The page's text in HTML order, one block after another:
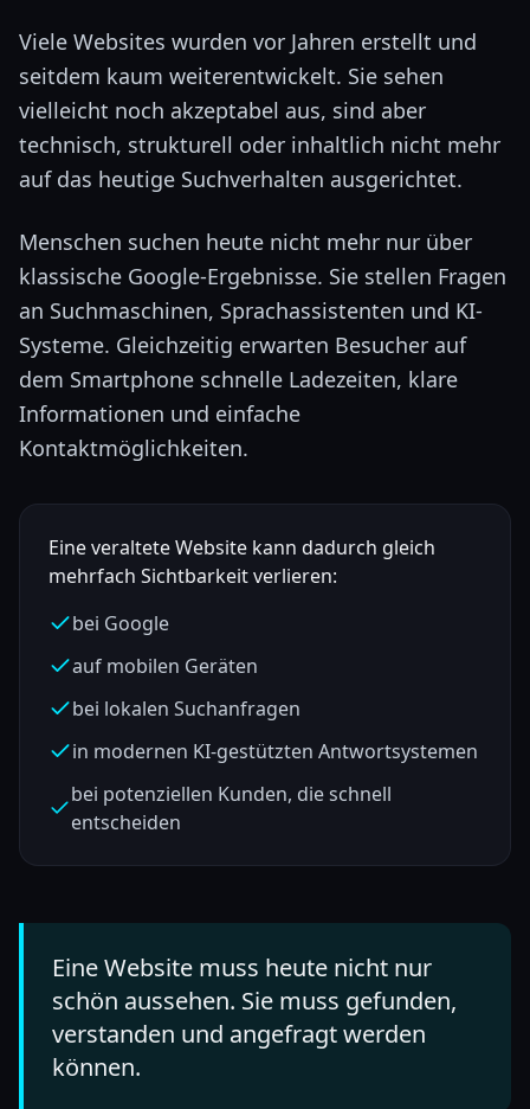
Viele Websites wurden vor Jahren erstellt und
seitdem kaum weiterentwickelt. Sie sehen
vielleicht noch akzeptabel aus, sind aber
technisch, strukturell oder inhaltlich nicht mehr
auf das heutige Suchverhalten ausgerichtet.
Menschen suchen heute nicht mehr nur über
klassische Google-Ergebnisse. Sie stellen Fragen
an Suchmaschinen, Sprachassistenten und KI-
Systeme. Gleichzeitig erwarten Besucher auf
dem Smartphone schnelle Ladezeiten, klare
Informationen und einfache
Kontaktmöglichkeiten.
Eine veraltete Website kann dadurch gleich
mehrfach Sichtbarkeit verlieren:
bei Google
auf mobilen Geräten
bei lokalen Suchanfragen
in modernen KI-gestützten Antwortsystemen
bei potenziellen Kunden, die schnell
entscheiden
Eine Website muss heute nicht nur
schön aussehen. Sie muss gefunden,
verstanden und angefragt werden
können.